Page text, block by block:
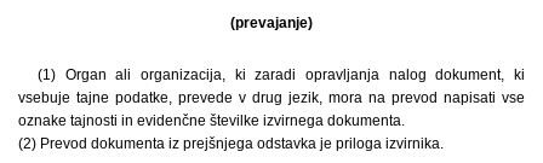
(prevajanje)
(1) Organ ali organizacija, ki zaradi opravljanja nalog dokument, ki
vsebuje tajne podatke, prevede v drug jezik, mora na prevod napisati vse
oznake tajnosti in evidenčne številke izvirnega dokumenta.
(2) Prevod dokumenta iz prejšnjega odstavka je priloga izvirnika.